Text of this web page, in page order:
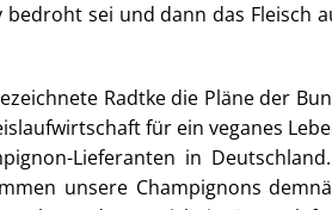
bedroht sei und dann das Fleisch
Radtke die Pläne der
für ein veganes
Lieferanten in
unsere Champignons